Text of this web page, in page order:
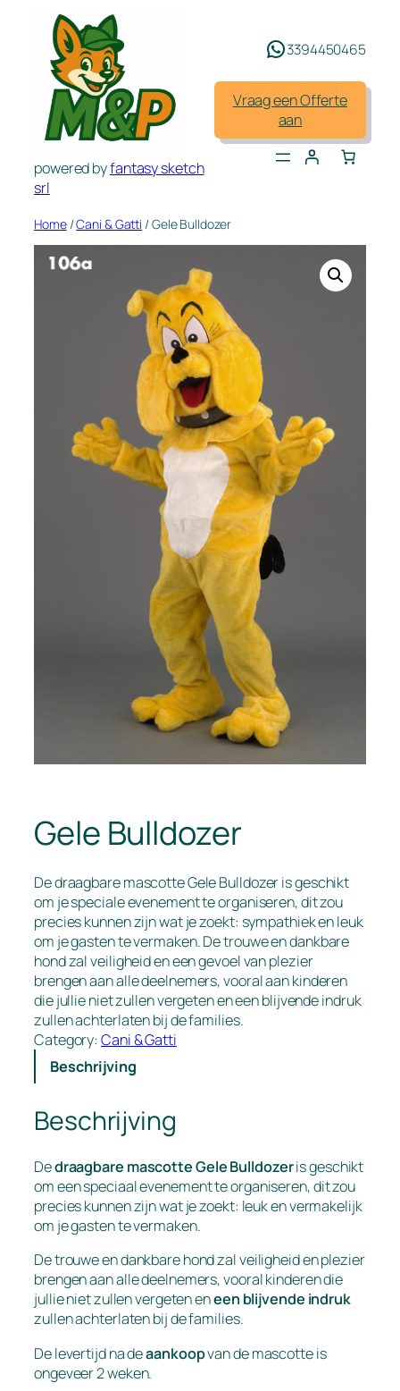
powered byfantasy sketch
srl
3394450465
Vraag een Offerte
aan
Home/Cani & Gatti / Gele Bulldozer
Gele Bulldozer
De draagbare mascotte Gele Bulldozer is geschikt
om je speciale evenement te organiseren, dit zou
precies kunnen zijn wat je zoekt: sympathiek en leuk
om je gasten te vermaken. De trouwe en dankbare
hond zal veiligheid en een gevoel van plezier
brengen aan alle deelnemers, vooral aan kinderen
die jullie niet zullen vergeten en een blijvende indruk
zullen achterlaten bij de families.
Category:Cani & Gatti
Beschrijving
Beschrijving
Dedraagbare mascotte Gele Bulldozeris geschikt
om een speciaal evenement te organiseren, dit zou
precies kunnen zijn wat je zoekt: leuk en vermakelijk
om je gasten te vermaken.
De trouwe en dankbare hond zal veiligheid en plezier
brengen aan alle deelnemers, vooral kinderen die
jullie niet zullen vergeten eneen blijvende indruk
zullen achterlaten bij de families.
De levertijd na deaankoopvan de mascotte is
ongeveer 2 weken.